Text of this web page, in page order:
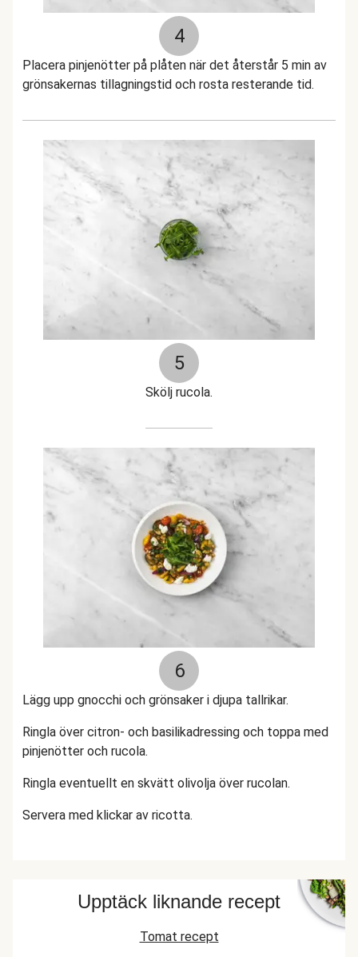
4
Placera pinjenötter på plåten när det återstår 5 min av
grönsakernas tillagningstid och rosta resterande tid.
5
Skölj rucola.
6
Lägg upp gnocchi och grönsaker i djupa tallrikar.
Ringla över citron- och basilikadressing och toppa med
pinjenötter och rucola.
Ringla eventuellt en skvätt olivolja över rucolan.
Servera med klickar av ricotta.
Upptäck liknande recept
Tomat recept